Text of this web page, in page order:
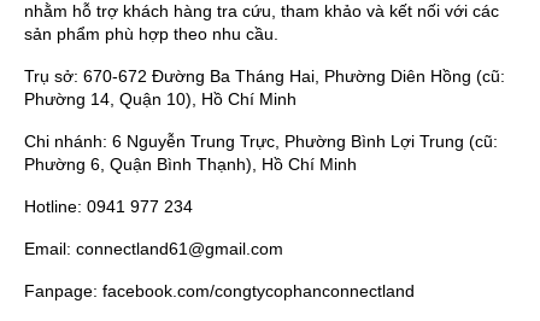
nhằm hỗ trợ khách hàng tra cứu, tham khảo và kết nối với các
sản phẩm phù hợp theo nhu cầu.
Trụ sở: 670-672 Đường Ba Tháng Hai, Phường Diên Hồng (cũ:
Phường 14, Quận 10), Hồ Chí Minh
Chi nhánh: 6 Nguyễn Trung Trực, Phường Bình Lợi Trung (cũ:
Phường 6, Quận Bình Thạnh), Hồ Chí Minh
Hotline: 0941 977 234
Email: connectland61@gmail.com
Fanpage: facebook.com/congtycophanconnectland